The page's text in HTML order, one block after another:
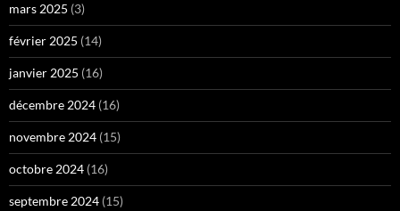
mars 2025 (3)
février 2025 (14)
janvier 2025 (16)
décembre 2024 (16)
novembre 2024 (15)
octobre 2024 (16)
septembre 2024 (15)